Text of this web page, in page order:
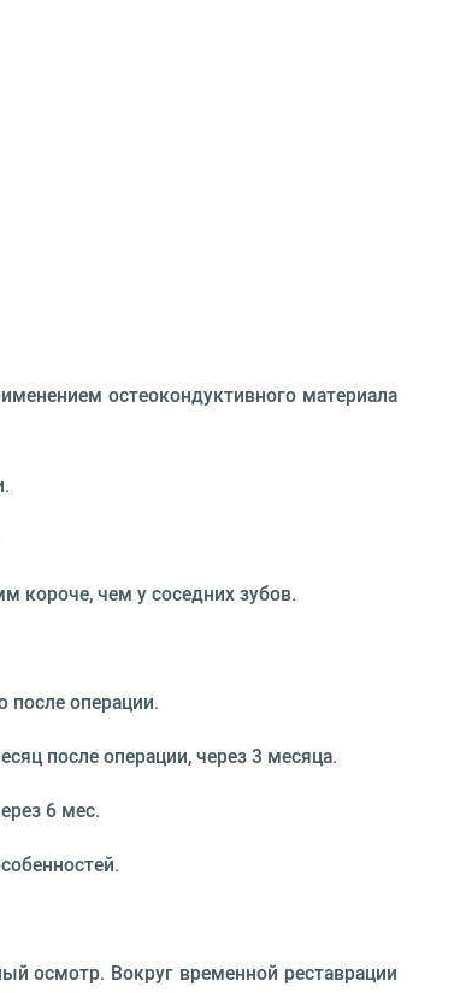
остеокондуктивного материала
короче, чем у соседних зубов.
операции.
после операции, через 3 месяца.
6 мес.
осмотр. Вокруг временной реставрации